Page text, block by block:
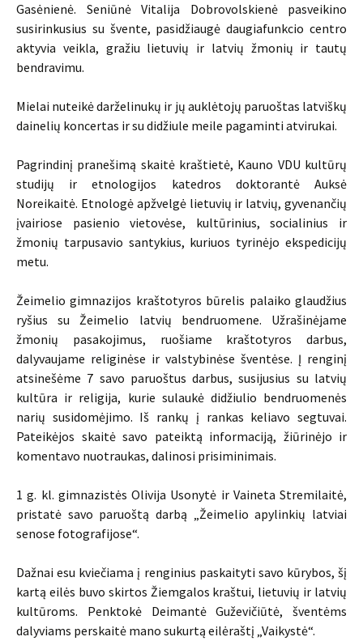
Gasėnienė. Seniūnė Vitalija Dobrovolskienė pasveikino
susirinkusius su švente, pasidžiaugė daugiafunkcio centro
aktyvia veikla, gražiu lietuvių ir latvių žmonių ir tautų
bendravimu.
Mielai nuteikė darželinukų ir jų auklėtojų paruoštas latviškų
dainelių koncertas ir su didžiule meile pagaminti atvirukai.
Pagrindinį pranešimą skaitė kraštietė, Kauno VDU kultūrų
studijų ir etnologijos katedros doktorantė Auksė
Noreikaitė. Etnologė apžvelgė lietuvių ir latvių, gyvenančių
įvairiose pasienio vietovėse, kultūrinius, socialinius ir
žmonių tarpusavio santykius, kuriuos tyrinėjo ekspedicijų
metu.
Žeimelio gimnazijos kraštotyros būrelis palaiko glaudžius
ryšius su Žeimelio latvių bendruomene. Užrašinėjame
žmonių pasakojimus, ruošiame kraštotyros darbus,
dalyvaujame religinėse ir valstybinėse šventėse. Į renginį
atsinešėme 7 savo paruoštus darbus, susijusius su latvių
kultūra ir religija, kurie sulaukė didžiulio bendruomenės
narių susidomėjimo. Iš rankų į rankas keliavo segtuvai.
Pateikėjos skaitė savo pateiktą informaciją, žiūrinėjo ir
komentavo nuotraukas, dalinosi prisiminimais.
1 g. kl. gimnazistės Olivija Usonytė ir Vaineta Stremilaitė,
pristatė savo paruoštą darbą „Žeimelio apylinkių latviai
senose fotografijose“.
Dažnai esu kviečiama į renginius paskaityti savo kūrybos, šį
kartą eilės buvo skirtos Žiemgalos kraštui, lietuvių ir latvių
kultūroms. Penktokė Deimantė Guževičiūtė, šventėms
dalyviams perskaitė mano sukurtą eilėraštį „Vaikystė“.